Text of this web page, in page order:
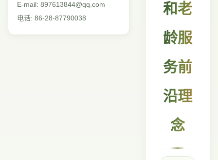
E-mail: 897613844@qq.com
电话: 86-28-87790038
和老
龄服
务前
沿理
念